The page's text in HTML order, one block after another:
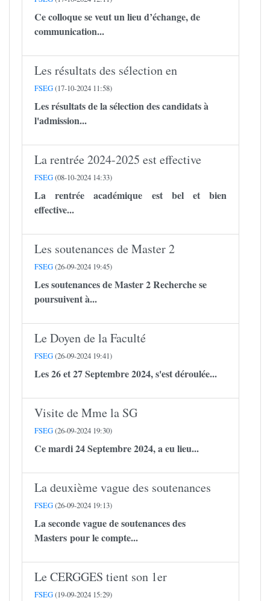
Ce colloque se veut un lieu d’échange, de
communication...
Les résultats des sélection en
FSEG(17-10-2024 11:58)
Les résultats de la sélection des candidats à
l'admission...
La rentrée 2024-2025 est effective
FSEG(08-10-2024 14:33)
La rentrée académique est bel et bien
effective...
Les soutenances de Master 2
FSEG(26-09-2024 19:45)
Les soutenances de Master 2 Recherche se
poursuivent à...
Le Doyen de la Faculté
FSEG(26-09-2024 19:41)
Les 26 et 27 Septembre 2024, s'est déroulée...
Visite de Mme la SG
FSEG(26-09-2024 19:30)
Ce mardi 24 Septembre 2024, a eu lieu...
La deuxième vague des soutenances
FSEG(26-09-2024 19:13)
La seconde vague de soutenances des
Masters pour le compte...
Le CERGGES tient son 1er
FSEG(19-09-2024 15:29)